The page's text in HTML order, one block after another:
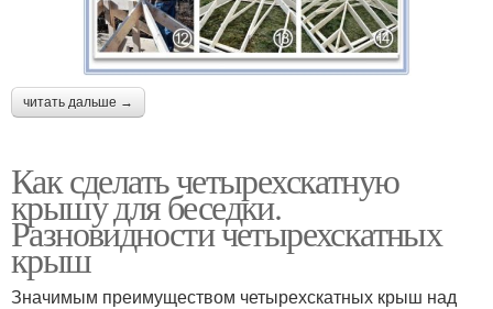
читать дальше →
Как сделать четырехскатную
крышу для беседки.
Разновидности четырехскатных
крыш
Значимым преимуществом четырехскатных крыш над